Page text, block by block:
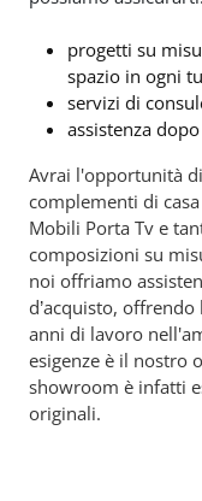
progetti su
spazio in ogni
servizi di
assistenza
Avrai l'opportunità
complementi di
Mobili Porta Tv e
composizioni su
noi offriamo
d’acquisto,
anni di lavoro
esigenze è il nostro
showroom è infatti
originali.